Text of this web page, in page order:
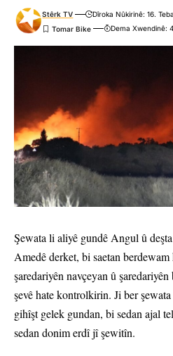
Stêrk TV
Dîroka Nûkirinê: 16.
Dema Xwendinê:
Şewata li aliyê gundê Angul û
Amedê derket, bi saetan
şaredariyên navçeyan û
şevê hate kontrolkirin. Ji ber
gihîşt gelek gundan, bi sedan ajal
sedan donim erdî jî şewitîn.